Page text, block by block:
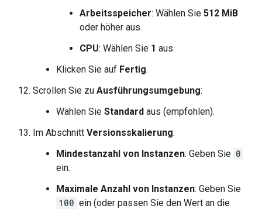
Arbeitsspeicher: Wählen Sie 512 MiB
oder höher aus.
CPU: Wählen Sie 1 aus.
Klicken Sie auf Fertig.
Scrollen Sie zu Ausführungsumgebung:
Wählen Sie Standard aus (empfohlen).
Im Abschnitt Versionsskalierung:
Mindestanzahl von Instanzen: Geben Sie 0
ein.
Maximale Anzahl von Instanzen: Geben Sie
100 ein (oder passen Sie den Wert an die